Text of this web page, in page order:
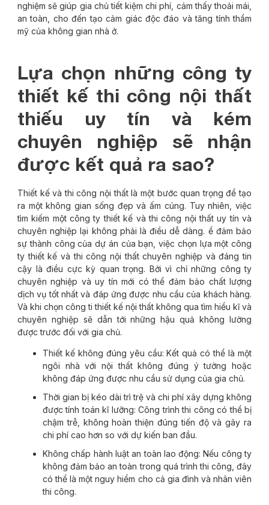
nghiệm sẽ giúp gia chủ tiết kiệm chi phí, cảm thấy thoải mái,
an toàn, cho đến tạo cảm giác độc đáo và tăng tính thẩm
mỹ của không gian nhà ở.
Lựa chọn những công ty
thiết kế thi công nội thất
thiếu uy tín và kém
chuyên nghiệp sẽ nhận
được kết quả ra sao?
Thiết kế và thi công nội thất là một bước quan trọng để tạo
ra một không gian sống đẹp và ấm cúng. Tuy nhiên, việc
tìm kiếm một công ty thiết kế và thi công nội thất uy tín và
chuyên nghiệp lại không phải là điều dễ dàng. ể đảm bảo
sự thành công của dự án của bạn, việc chọn lựa một công
ty thiết kế và thi công nội thất chuyên nghiệp và đáng tin
cậy là điều cực kỳ quan trọng. Bởi vì chỉ những công ty
chuyên nghiệp và uy tín mới có thể đảm bảo chất lượng
dịch vụ tốt nhất và đáp ứng được nhu cầu của khách hàng.
Và khi chọn công ti thiết kế nội thất không qua tìm hiểu kĩ và
chuyên nghiệp sẽ dẫn tới những hậu quả không lường
được trước đối với gia chủ.
Thiết kế không đúng yêu cầu: Kết quả có thể là một
ngôi nhà với nội thất không đúng ý tưởng hoặc
không đáp ứng được nhu cầu sử dụng của gia chủ.
Thời gian bị kéo dài trì trệ và chi phí xây dựng không
được tính toán kĩ lưỡng: Công trình thi công có thể bị
chậm trễ, không hoàn thiện đúng tiến độ và gây ra
chi phí cao hơn so với dự kiến ban đầu.
Không chấp hành luật an toàn lao động: Nếu công ty
không đảm bảo an toàn trong quá trình thi công, đây
có thể là một nguy hiểm cho cả gia đình và nhân viên
thi công.